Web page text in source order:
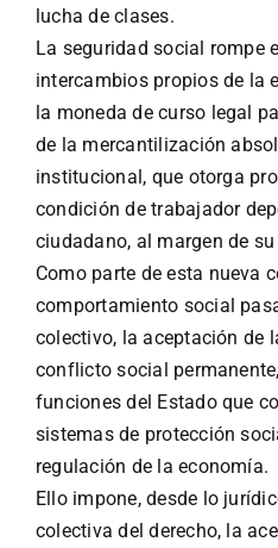
lucha de clases.
La seguridad social rompe
intercambios propios de la
la moneda de curso legal
de la mercantilización
institucional, que otorga
condición de trabajador
ciudadano, al margen de
Como parte de esta nueva
comportamiento social
colectivo, la aceptación de
conflicto social
funciones del Estado que
sistemas de protección
regulación de la economía.
Ello impone, desde lo
colectiva del derecho, la